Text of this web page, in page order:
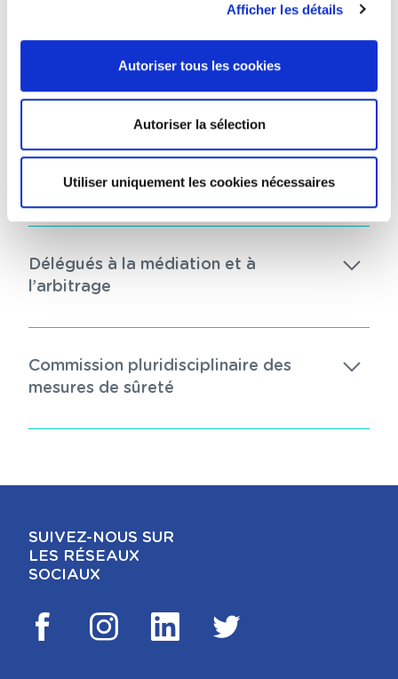
Afficher les détails
Autoriser tous les cookies
Autoriser la sélection
Utiliser uniquement les cookies nécessaires
Commission règlement des difficultés
d'exercice en collaboration libérale
(DEC) – Commission règlement des
collaboration salariée et demande de
requalification (SDR)
Délégués à la médiation et à
l’arbitrage
Commission pluridisciplinaire des
mesures de sûreté
SUIVEZ-NOUS SUR
LES RÉSEAUX
SOCIAUX